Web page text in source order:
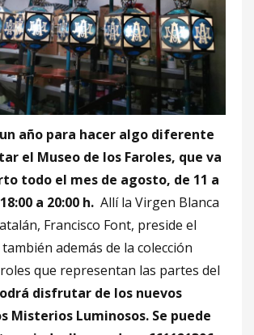
año para hacer algo diferente
el Museo de los Faroles, que va
todo el mes de agosto, de 11 a
a 20:00 h. Allí la Virgen Blanca
Francisco Font, preside el
además de la colección
que representan las partes del
disfrutar de los nuevos
Misterios Luminosos. Se puede